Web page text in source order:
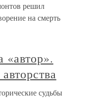
решил
на смерть
«автор».
судьбы